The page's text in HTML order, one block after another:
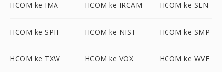
HCOM ke IMA HCOM ke IRCAM HCOM ke SLN
HCOM ke SPH HCOM ke NIST HCOM ke SMP
HCOM ke TXW HCOM ke VOX HCOM ke WVE